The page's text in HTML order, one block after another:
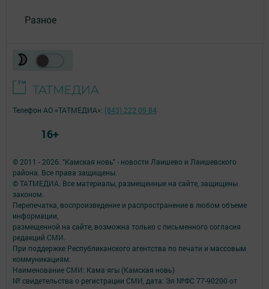
Разное
© 2011 - 2026. "Камская новь" - новости Лаишево и Лаишевского
района. Все права защищены.
© ТАТМЕДИА. Все материалы, размещенные на сайте, защищены
законом.
Перепечатка, воспроизведение и распространение в любом объеме
информации,
размещенной на сайте, возможна только с письменного согласия
редакций СМИ.
При поддержке Республиканского агентства по печати и массовым
коммуникациям.
Наименование СМИ: Кама ягы (Камская новь)
№ свидетельства о регистрации СМИ, дата: Эл №ФC 77-90200 от
Телефон АО «ТАТМЕДИА»: (843) 222 09 84
16+